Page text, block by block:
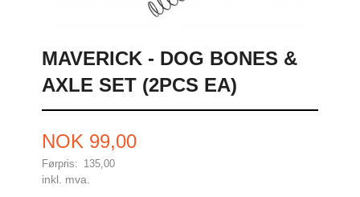
MAVERICK - DOG BONES &
AXLE SET (2PCS EA)
Tilbud
NOK 99,00
Førpris: 135,00
Rabatt
inkl. mva.